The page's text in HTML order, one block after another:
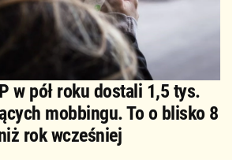
w pół roku dostali 1,5 tys.
mobbingu. To o blisko 8
rok wcześniej